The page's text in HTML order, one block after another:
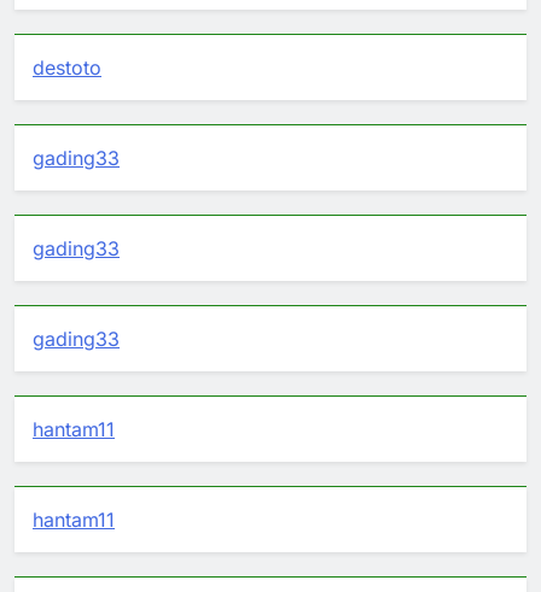
destoto
gading33
gading33
gading33
hantam11
hantam11